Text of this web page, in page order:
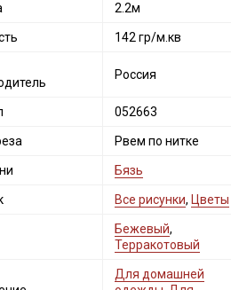
2.2м
142 гр/м.кв
Россия
052663
Рвем по нитке
Бязь
Все рисунки, Цветы
Бежевый,
Терракотовый
Для домашней